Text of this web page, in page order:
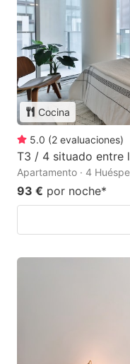
Cocina
5.0 (2 evaluaciones)
T3 / 4 situado entre
Apartamento · 4
93 € por noche*